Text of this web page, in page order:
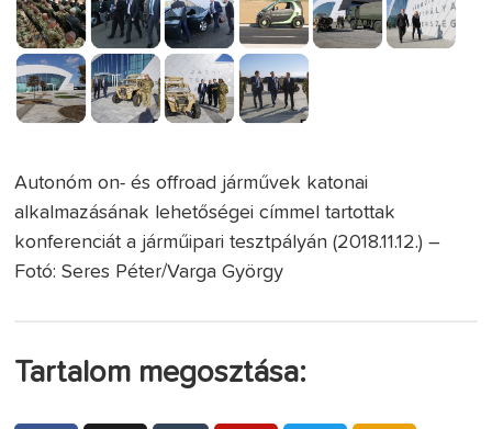
Autonóm on- és offroad járművek katonai
alkalmazásának lehetőségei címmel tartottak
konferenciát a járműipari tesztpályán (2018.11.12.) –
Fotó: Seres Péter/Varga György
Tartalom megosztása: